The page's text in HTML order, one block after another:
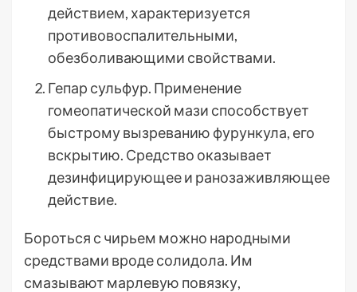
действием, характеризуется
противовоспалительными,
обезболивающими свойствами.
Гепар сульфур. Применение
гомеопатической мази способствует
быстрому вызреванию фурункула, его
вскрытию. Средство оказывает
дезинфицирующее и ранозаживляющее
действие.
Бороться с чирьем можно народными
средствами вроде солидола. Им
смазывают марлевую повязку,